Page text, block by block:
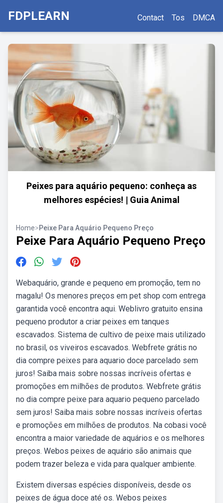
FDPLEARN Contact Tos DMCA
Peixes para aquário pequeno: conheça as
melhores espécies! | Guia Animal
Home>Peixe Para Aquário Pequeno Preço
Peixe Para Aquário Pequeno Preço
Webaquário, grande e pequeno em promoção, tem no
magalu! Os menores preços em pet shop com entrega
garantida você encontra aqui. Weblivro gratuito ensina
pequeno produtor a criar peixes em tanques
escavados. Sistema de cultivo de peixe mais utilizado
no brasil, os viveiros escavados. Webfrete grátis no
dia compre peixes para aquario doce parcelado sem
juros! Saiba mais sobre nossas incríveis ofertas e
promoções em milhões de produtos. Webfrete grátis
no dia compre peixe para aquario pequeno parcelado
sem juros! Saiba mais sobre nossas incríveis ofertas
e promoções em milhões de produtos. Na cobasi você
encontra a maior variedade de aquários e os melhores
preços. Webos peixes de aquário são animais que
podem trazer beleza e vida para qualquer ambiente.
Existem diversas espécies disponíveis, desde os
peixes de água doce até os. Webos peixes